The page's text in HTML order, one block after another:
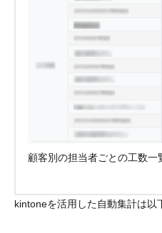
顧客別の担当者ごとの工数一
kintoneを活用した自動集計は以